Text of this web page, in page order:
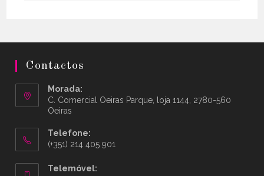
Contactos
Morada:
C. Comercial Oeiras Parque, loja 1144, 2780-560
Oeiras
Telefone:
(+351) 214 405 901
Telemóvel: